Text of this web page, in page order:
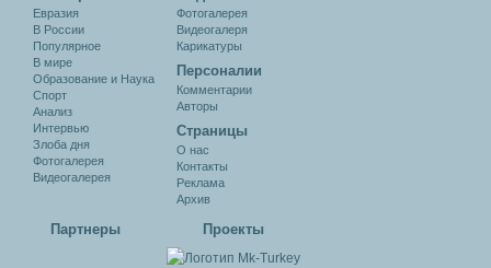
Евразия
В России
Популярное
В мире
Образование и Наука
Спорт
Анализ
Интервью
Злоба дня
Фотогалерея
Видеогалерея
Фотогалерея
Видеогалеря
Карикатуры
Персоналии
Комментарии
Авторы
Cтраницы
О нас
Контакты
Реклама
Архив
Партнеры Проекты